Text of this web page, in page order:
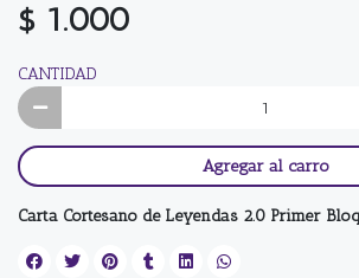
$ 1.000
CANTIDAD
Agregar al carro
Carta Cortesano de Leyendas 2.0 Primer